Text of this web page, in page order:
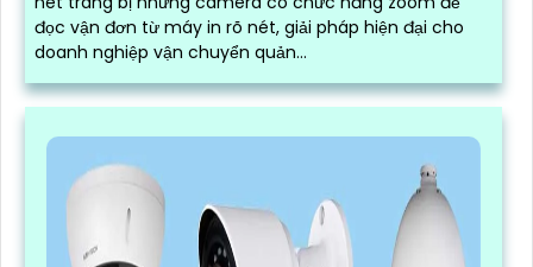
đọc vận đơn từ máy in rõ nét, giải pháp hiện đại cho
doanh nghiệp vận chuyển quản...